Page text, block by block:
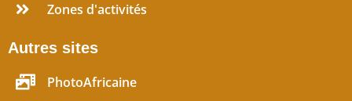
Zones d'activités
Autres sites
PhotoAfricaine